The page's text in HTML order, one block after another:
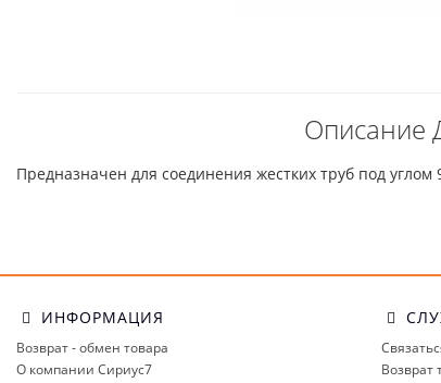
Описание
Предназначен для соединения жестких труб под
ИНФОРМАЦИЯ
Возврат - обмен товара
О компании Сириус7
Возврат